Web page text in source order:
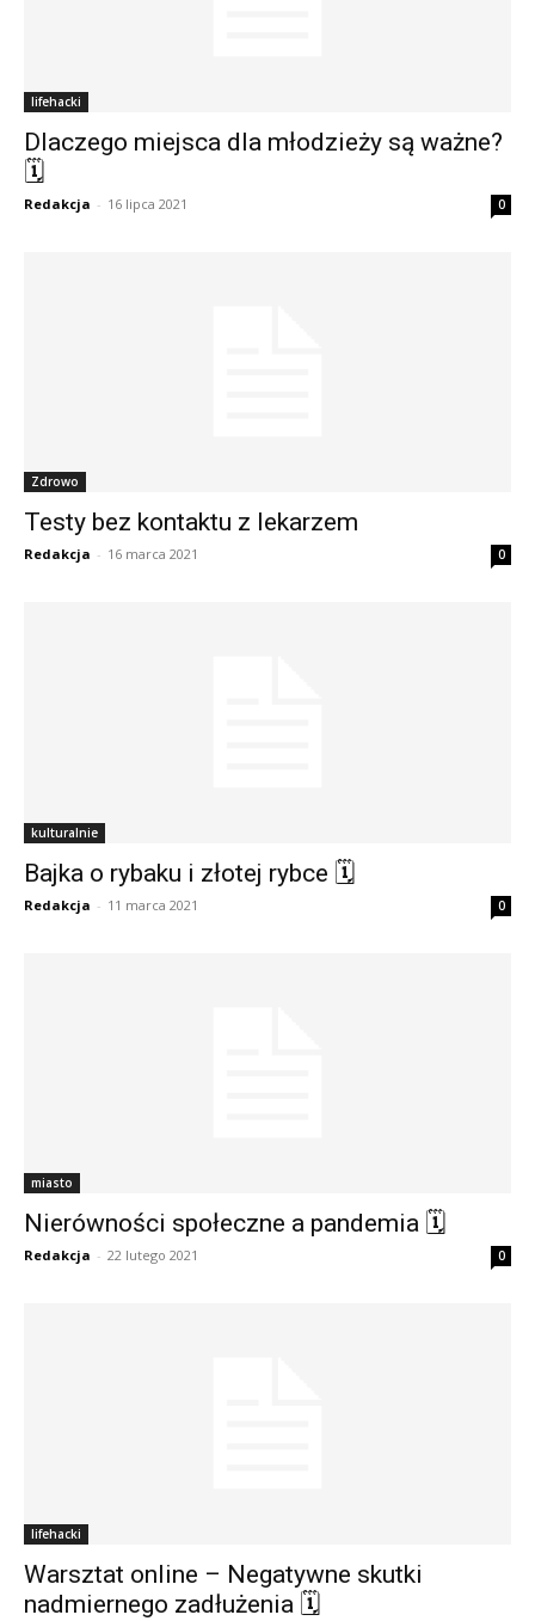
lifehacki
Dlaczego miejsca dla młodzieży są ważne?
🗓
Redakcja - 16 lipca 2021 0
Zdrowo
Testy bez kontaktu z lekarzem
Redakcja - 16 marca 2021 0
kulturalnie
Bajka o rybaku i złotej rybce 🗓
Redakcja - 11 marca 2021 0
miasto
Nierówności społeczne a pandemia 🗓
Redakcja - 22 lutego 2021 0
lifehacki
Warsztat online – Negatywne skutki
nadmiernego zadłużenia 🗓